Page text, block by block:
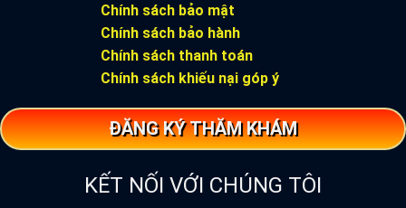
Chính sách bảo mật
Chính sách bảo hành
Chính sách thanh toán
Chính sách khiếu nại góp ý
ĐĂNG KÝ THĂM KHÁM
KẾT NỐI VỚI CHÚNG TÔI